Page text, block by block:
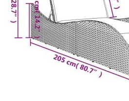
стомана
Размери: 60 x 205 x 54/
Размери на седалката:
Височина на седалката
Максимален капацитет